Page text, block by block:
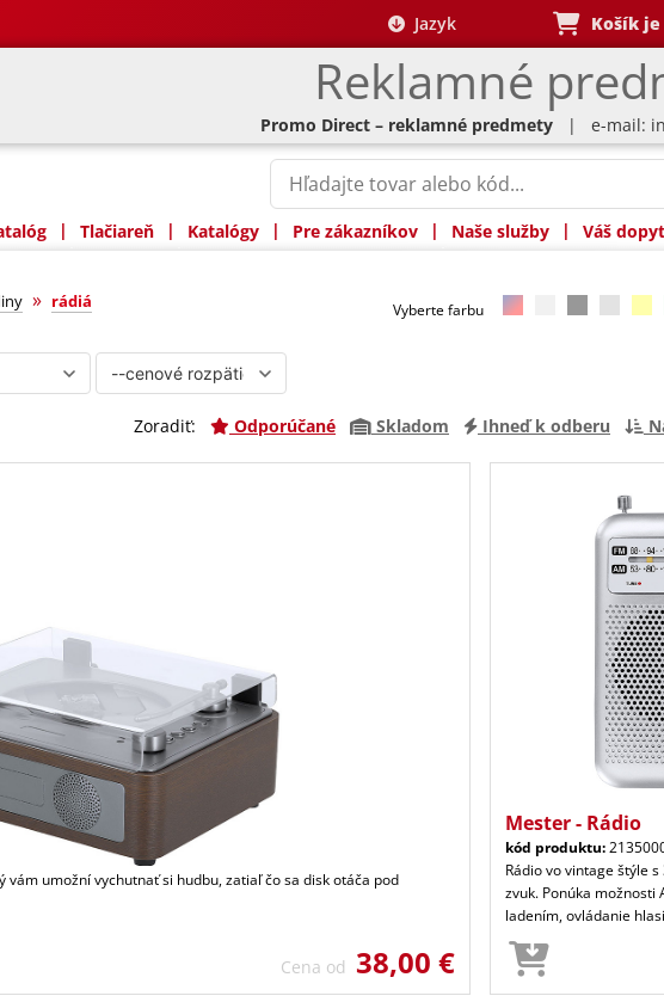
Reklamné
Jazyk Košík
Promo Direct – reklamné predmety | e-mail:
| Tlačiareň | Katalógy | Pre zákazníkov | Naše služby | Váš dopyt
» rádiá Vyberte farbu
Zoradiť: Odporúčané Skladom Ihneď k odberu
vám umožní vychutnať si hudbu, zatiaľ čo sa disk otáča pod
Cena od 38,00 €
Mester - Rádio
kód produktu:
Rádio vo vintage štýle
zvuk. Ponúka možnosti
ladením, ovládanie